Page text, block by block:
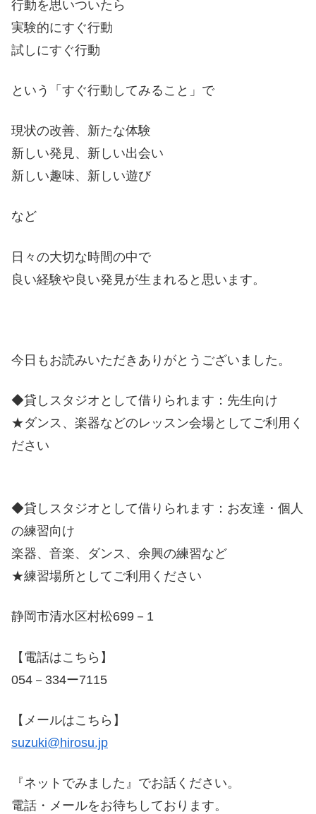
行動を思いついたら
実験的にすぐ行動
試しにすぐ行動
という「すぐ行動してみること」で
現状の改善、新たな体験
新しい発見、新しい出会い
新しい趣味、新しい遊び
など
日々の大切な時間の中で
良い経験や良い発見が生まれると思います。
今日もお読みいただきありがとうございました。
◆貸しスタジオとして借りられます：先生向け
★ダンス、楽器などのレッスン会場としてご利用く
ださい
◆貸しスタジオとして借りられます：お友達・個人
の練習向け
楽器、音楽、ダンス、余興の練習など
★練習場所としてご利用ください
静岡市清水区村松699－1
【電話はこちら】
054－334ー7115
【メールはこちら】
suzuki@hirosu.jp
『ネットでみました』でお話ください。
電話・メールをお待ちしております。